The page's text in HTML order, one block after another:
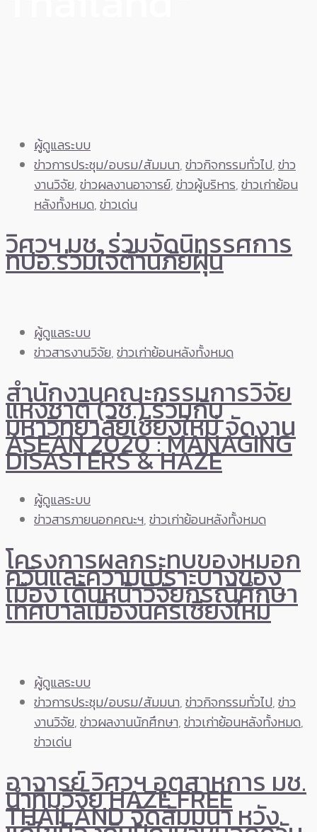
ผู้ดูแลระบบ
ข่าวการประชุม/อบรม/สัมมนา,ข่าวกิจกรรมทั่วไป,ข่าว
งานวิจัย,ข่าวผลงานอาจารย์,ข่าวผู้บริหาร,ข่าวเก่าย้อน
หลังทั้งหมด,ข่าวเด่น
วิศวฯ มช. ร่วมจัดนิทรรศการ
ทปอ.ร่วมใจต้านภัยฝุ่น
ผู้ดูแลระบบ
ข่าวสารงานวิจัย,ข่าวเก่าย้อนหลังทั้งหมด
สำนักงานคณะกรรมการวิจัย
แห่งชาติ (วช.) ร่วมกับ
มหาวิทยาลัยเชียงใหม่ จัดงาน
ASEAN 2020 : MANAGING
DISASTERS & HAZE
ผู้ดูแลระบบ
ข่าวสารภายนอกคณะฯ,ข่าวเก่าย้อนหลังทั้งหมด
โครงการผลกระทบของหมอก
ควันและความเปราะบางของ
เมือง เดินหน้าวิจัยกรณีศึกษา
เทศบาลเมืองนครเชียงใหม่
ผู้ดูแลระบบ
ข่าวการประชุม/อบรม/สัมมนา,ข่าวกิจกรรมทั่วไป,ข่าว
งานวิจัย,ข่าวผลงานนักศึกษา,ข่าวเก่าย้อนหลังทั้งหมด,
ข่าวเด่น
อาจารย์ วิศวฯ อุตสาหการ มช.
นำทีมวิจัย HAZE FREE
THAILAND จัดสัมมนา หวัง